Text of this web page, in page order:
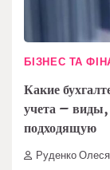
БІЗНЕС ТА
Какие
учета – виды,
подходящую
Руденко Олеся